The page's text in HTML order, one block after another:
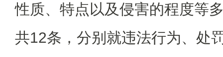
性质、特点以及侵害的程度等
共12条，分别就违法行为、处